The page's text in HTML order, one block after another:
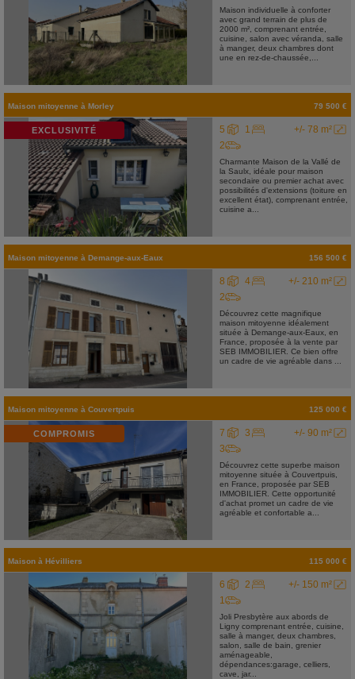
Maison individuelle à conforter
avec grand terrain de plus de
2000 m², comprenant entrée,
cuisine, salon avec véranda, salle
à manger, deux chambres dont
une en rez-de-chaussée,...
Maison mitoyenne à Morley 79 500 €
EXCLUSIVITÉ +/- 78 m²
5
1
2
Charmante Maison de la Vallé de
la Saulx, idéale pour maison
secondaire ou premier achat avec
possibilités d'extensions (toiture en
excellent état), comprenant entrée,
cuisine a...
Maison mitoyenne à Demange-aux-Eaux 156 500 €
+/- 210 m²
8
4
2
Découvrez cette magnifique
maison mitoyenne idéalement
située à Demange-aux-Eaux, en
France, proposée à la vente par
SEB IMMOBILIER. Ce bien offre
un cadre de vie agréable dans ...
Maison mitoyenne à Couvertpuis 125 000 €
COMPROMIS +/- 90 m²
7
3
3
Découvrez cette superbe maison
mitoyenne située à Couvertpuis,
en France, proposée par SEB
IMMOBILIER. Cette opportunité
d'achat promet un cadre de vie
agréable et confortable a...
Maison à Hévilliers 115 000 €
+/- 150 m²
6
2
1
Joli Presbytère aux abords de
Ligny comprenant entrée, cuisine,
salle à manger, deux chambres,
salon, salle de bain, grenier
aménageable,
dépendances:garage, celliers,
cave, jar...